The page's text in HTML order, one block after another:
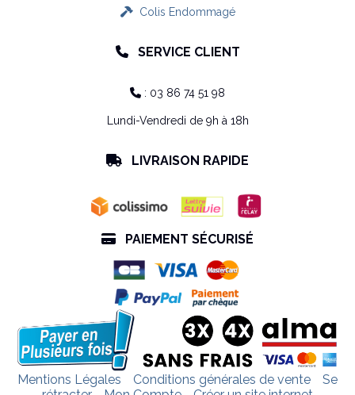
Colis Endommagé
 SERVICE CLIENT
 : 03 86 74 51 98
Lundi-Vendredi de 9h à 18h
 LIVRAISON RAPIDE
 PAIEMENT SÉCURISÉ
Mentions Légales Conditions générales de vente
Se